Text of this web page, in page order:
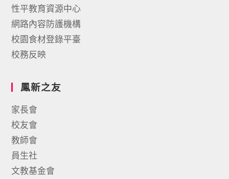
性平教育資源中心
網路內容防護機構
校園食材登錄平臺
校務反映
鳳新之友
家長會
校友會
教師會
員生社
文教基金會